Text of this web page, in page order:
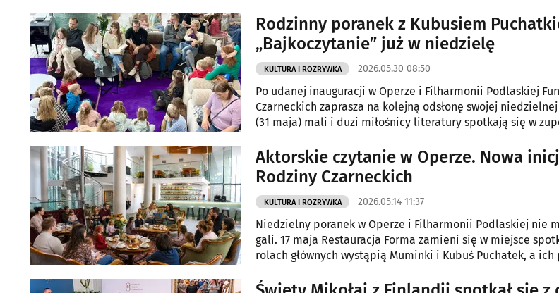
Rodzinny poranek z Kubusiem
„Bajkoczytanie” już w niedzielę
KULTURA I ROZRYWKA 2026.05.30 08:50
Po udanej inauguracji w Operze i Filharmonii Podlaskiej
Czarneckich zaprasza na kolejną odsłonę swojej
(31 maja) mali i duzi miłośnicy literatury spotkają się w
Aktorskie czytanie w Operze. Nowa
Rodziny Czarneckich
KULTURA I ROZRYWKA 2026.05.14 11:37
Niedzielny poranek w Operze i Filharmonii Podlaskiej nie
gali. 17 maja Restauracja Forma zamieni się w miejsce
rolach głównych wystąpią Muminki i Kubuś Puchatek, a